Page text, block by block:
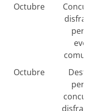
Octubre
Octubre